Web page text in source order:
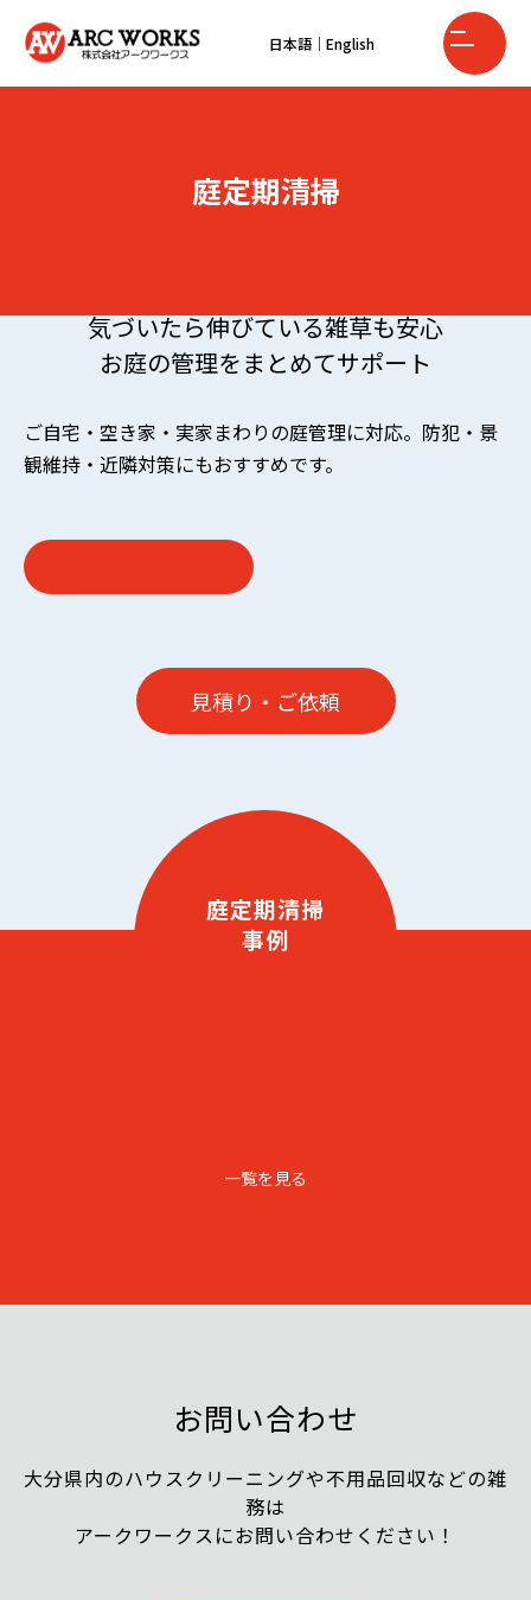
日本語 ｜ English
庭定期清掃
気づいたら伸びている雑草も安心
お庭の管理をまとめてサポート
ご自宅・空き家・実家まわりの庭管理に対応。防犯・景
観維持・近隣対策にもおすすめです。
見積り・ご依頼
庭定期清掃
事例
一覧を見る
お問い合わせ
大分県内のハウスクリーニングや不用品回収などの雑
務は
アークワークスにお問い合わせください！